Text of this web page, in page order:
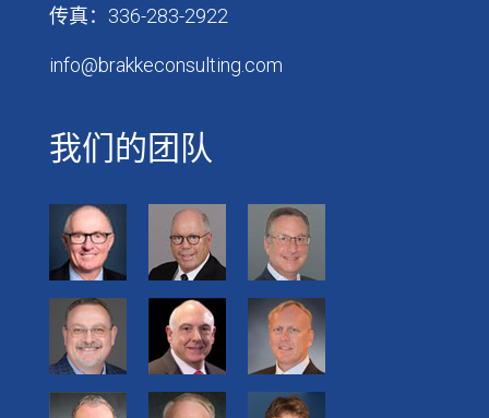
传真：336-283-2922
info@brakkeconsulting.com
我们的团队